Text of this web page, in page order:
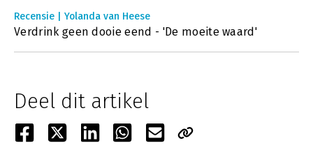
Recensie | Yolanda van Heese
Verdrink geen dooie eend - 'De moeite waard'
Deel dit artikel